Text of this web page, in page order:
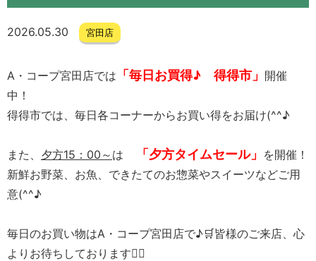
2026.05.30 宮田店
A・コープ宮田店では 「毎日お買得♪ 得得市」 開催
中！
得得市では、毎日各コーナーからお買い得をお届け(^^♪
また、 夕方15：00～ は 「夕方タイムセール」 を開催！
新鮮お野菜、お魚、できたてのお惣菜やスイーツなどご用
意(^^♪
毎日のお買い物はA・コープ宮田店で♪🛒皆様のご来店、心
よりお待ちしております🙇‍♀️